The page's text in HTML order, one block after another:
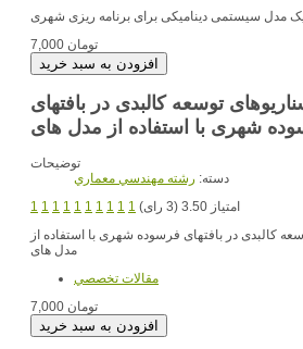
یک مدل سیستمی دینامیکی برای برنامه ریزی شهری
7,000 تومان
توسعه کالبدی در بافتهای
شهری با استفاده از مدل های
توضیحات
دسته: رشته مهندسي معماري
1 1 1 1 1 1 1 1 1 1
امتیاز 3.50 (3 رای)
کالبدی در بافتهای فرسوده شهری با استفاده از
مدل های
مقالات تخصصي
7,000 تومان